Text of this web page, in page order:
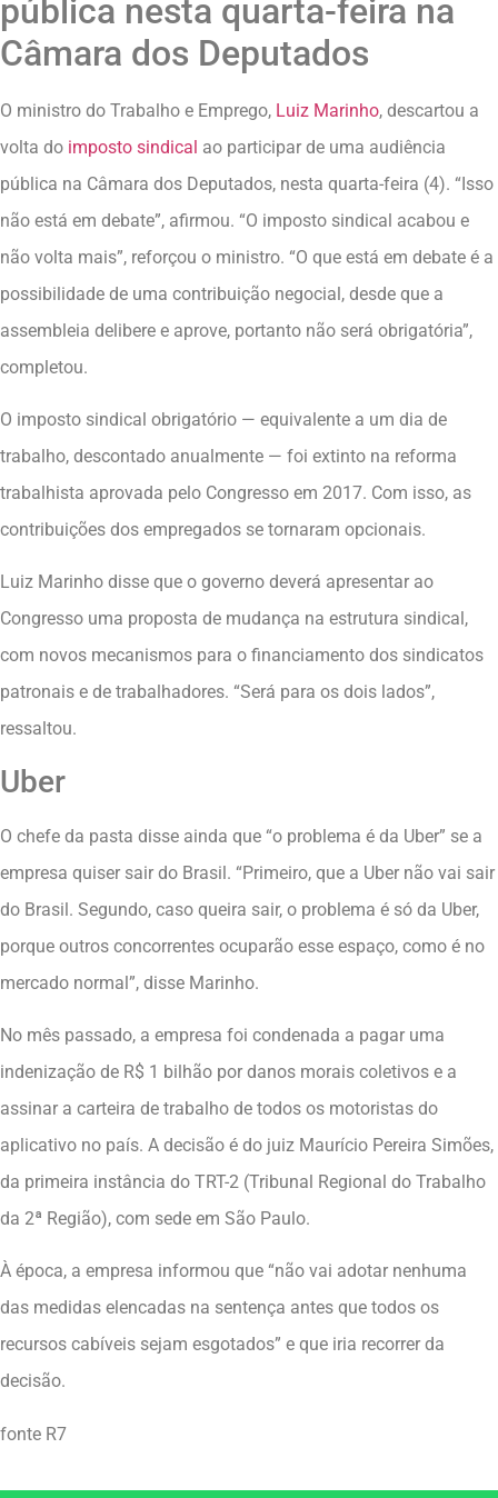
pública nesta quarta-feira na
Câmara dos Deputados
O ministro do Trabalho e Emprego, Luiz Marinho, descartou a
volta do imposto sindical ao participar de uma audiência
pública na Câmara dos Deputados, nesta quarta-feira (4). “Isso
não está em debate”, afirmou. “O imposto sindical acabou e
não volta mais”, reforçou o ministro. “O que está em debate é a
possibilidade de uma contribuição negocial, desde que a
assembleia delibere e aprove, portanto não será obrigatória”,
completou.
O imposto sindical obrigatório — equivalente a um dia de
trabalho, descontado anualmente — foi extinto na reforma
trabalhista aprovada pelo Congresso em 2017. Com isso, as
contribuições dos empregados se tornaram opcionais.
Luiz Marinho disse que o governo deverá apresentar ao
Congresso uma proposta de mudança na estrutura sindical,
com novos mecanismos para o financiamento dos sindicatos
patronais e de trabalhadores. “Será para os dois lados”,
ressaltou.
Uber
O chefe da pasta disse ainda que “o problema é da Uber” se a
empresa quiser sair do Brasil. “Primeiro, que a Uber não vai sair
do Brasil. Segundo, caso queira sair, o problema é só da Uber,
porque outros concorrentes ocuparão esse espaço, como é no
mercado normal”, disse Marinho.
No mês passado, a empresa foi condenada a pagar uma
indenização de R$ 1 bilhão por danos morais coletivos e a
assinar a carteira de trabalho de todos os motoristas do
aplicativo no país. A decisão é do juiz Maurício Pereira Simões,
da primeira instância do TRT-2 (Tribunal Regional do Trabalho
da 2ª Região), com sede em São Paulo.
À época, a empresa informou que “não vai adotar nenhuma
das medidas elencadas na sentença antes que todos os
recursos cabíveis sejam esgotados” e que iria recorrer da
decisão.
fonte R7